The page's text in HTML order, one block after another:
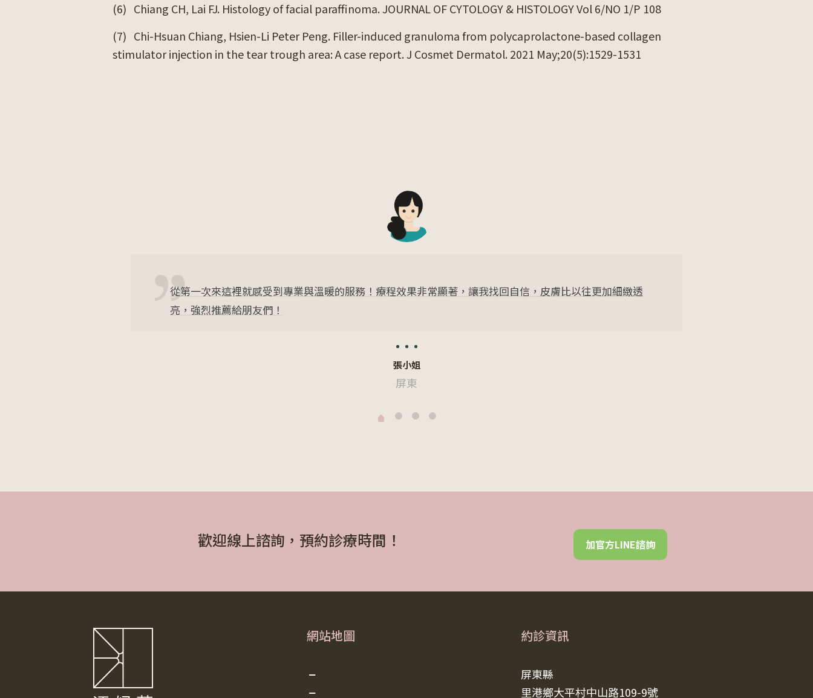
(6) Chiang CH, Lai FJ. Histology of facial paraffinoma. JOURNAL OF CYTOLOGY & HISTOLOGY Vol 6/NO 1/P 108
(7) Chi-Hsuan Chiang, Hsien-Li Peter Peng. Filler-induced granuloma from polycaprolactone-based collagen
stimulator injection in the tear trough area: A case report. J Cosmet Dermatol. 2021 May;20(5):1529-1531
醫美診所的環境舒適、服務貼心，醫師細心解答我的每個問題。療程後，膚況改善顯著，感覺自己年輕了好
幾歲！
邱小姐
高雄
歡迎線上諮詢，預約診療時間！ 加官方LINE諮詢
網站地圖 約診資訊
屏東縣
里港鄉大平村中山路109-9號